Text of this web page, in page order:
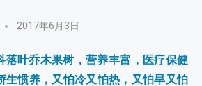
2017年6月3日
落叶乔木果树，营养丰富，医疗保健
生惯养，又怕冷又怕热，又怕旱又怕